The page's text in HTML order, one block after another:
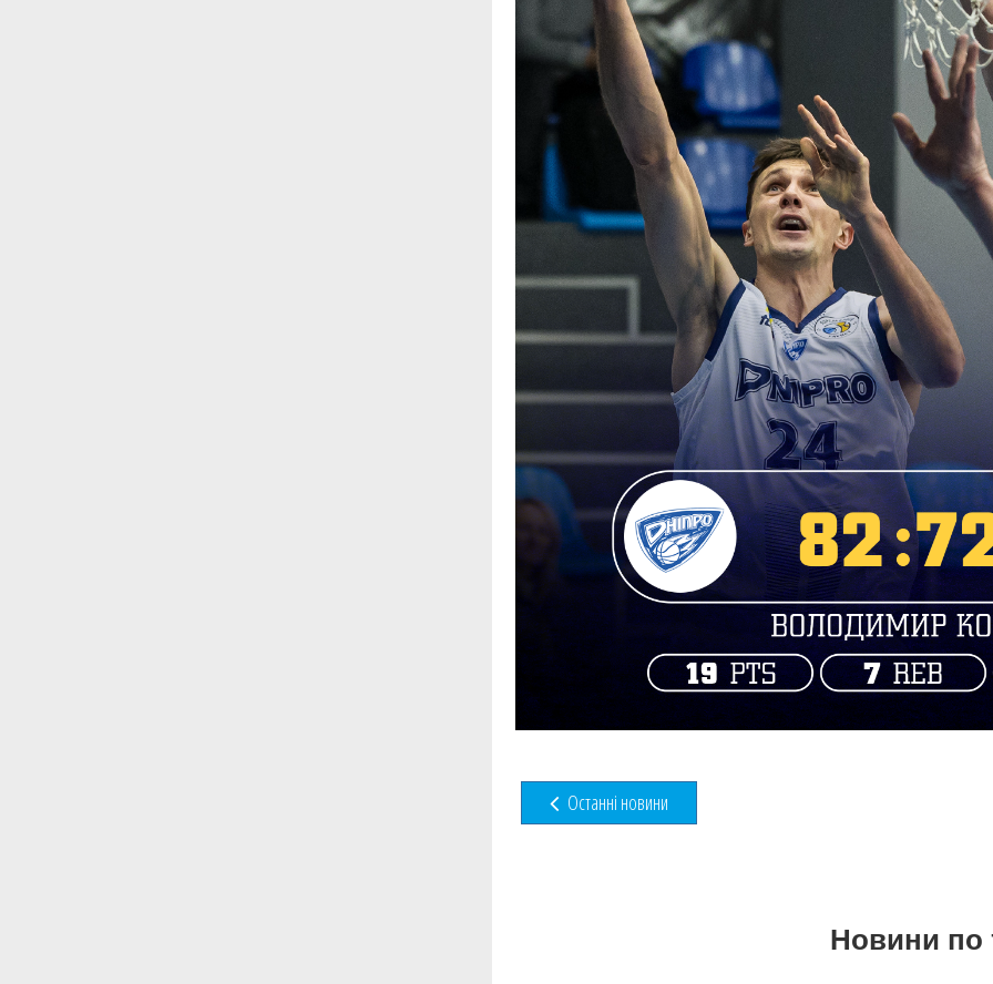
Останні новини
Новини по